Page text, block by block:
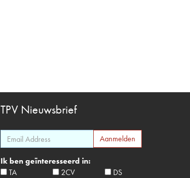
TPV Nieuwsbrief
Ik ben geïnteresseerd in:
TA
2CV
DS